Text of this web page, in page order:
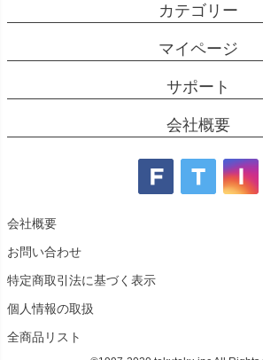
カテゴリー
マイページ
サポート
会社概要
会社概要
お問い合わせ
特定商取引法に基づく表示
個人情報の取扱
全商品リスト